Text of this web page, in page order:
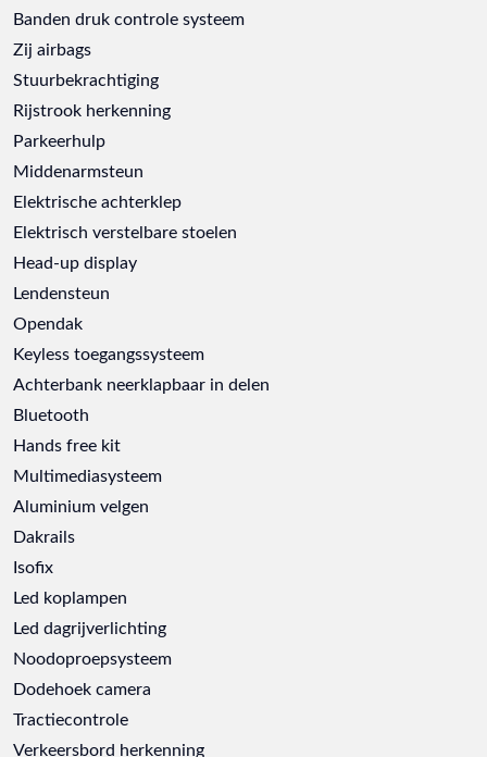
Banden druk controle systeem
Zij airbags
Stuurbekrachtiging
Rijstrook herkenning
Parkeerhulp
Middenarmsteun
Elektrische achterklep
Elektrisch verstelbare stoelen
Head-up display
Lendensteun
Opendak
Keyless toegangssysteem
Achterbank neerklapbaar in delen
Bluetooth
Hands free kit
Multimediasysteem
Aluminium velgen
Dakrails
Isofix
Led koplampen
Led dagrijverlichting
Noodoproepsysteem
Dodehoek camera
Tractiecontrole
Verkeersbord herkenning